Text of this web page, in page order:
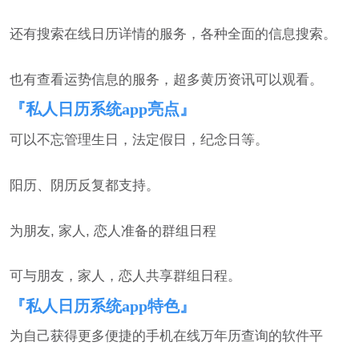
还有搜索在线日历详情的服务，各种全面的信息搜索。
也有查看运势信息的服务，超多黄历资讯可以观看。
『私人日历系统app亮点』
可以不忘管理生日，法定假日，纪念日等。
阳历、阴历反复都支持。
为朋友, 家人, 恋人准备的群组日程
可与朋友，家人，恋人共享群组日程。
『私人日历系统app特色』
为自己获得更多便捷的手机在线万年历查询的软件平